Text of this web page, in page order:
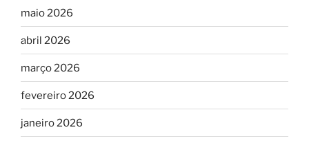
maio 2026
abril 2026
março 2026
fevereiro 2026
janeiro 2026